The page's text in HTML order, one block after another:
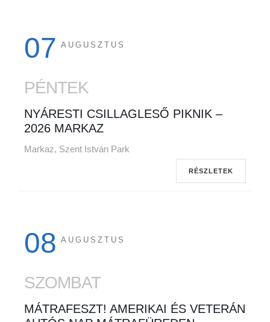
07 AUGUSZTUS
PÉNTEK
NYÁRESTI CSILLAGLESŐ PIKNIK –
2026 MARKAZ
Markaz, Szent István Park
RÉSZLETEK
08 AUGUSZTUS
SZOMBAT
MÁTRAFESZT! AMERIKAI ÉS VETERÁN